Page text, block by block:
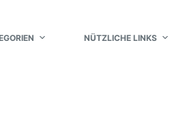
NÜTZLICHE LINKS